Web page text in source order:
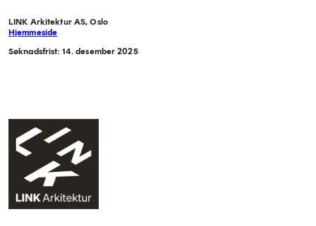
LINK Arkitektur AS, Oslo
Hjemmeside
Søknadsfrist: 14. desember 2025